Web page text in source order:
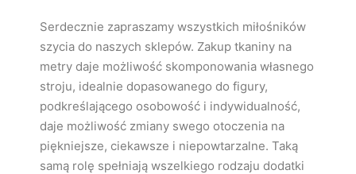
Serdecznie zapraszamy wszystkich miłośników
szycia do naszych sklepów. Zakup tkaniny na
metry daje możliwość skomponowania własnego
stroju, idealnie dopasowanego do figury,
podkreślającego osobowość i indywidualność,
daje możliwość zmiany swego otoczenia na
piękniejsze, ciekawsze i niepowtarzalne. Taką
samą rolę spełniają wszelkiego rodzaju dodatki